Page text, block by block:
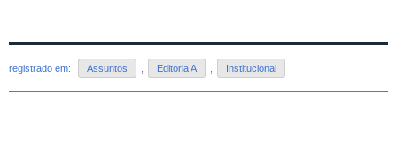
registrado em: Assuntos Editoria A Institucional